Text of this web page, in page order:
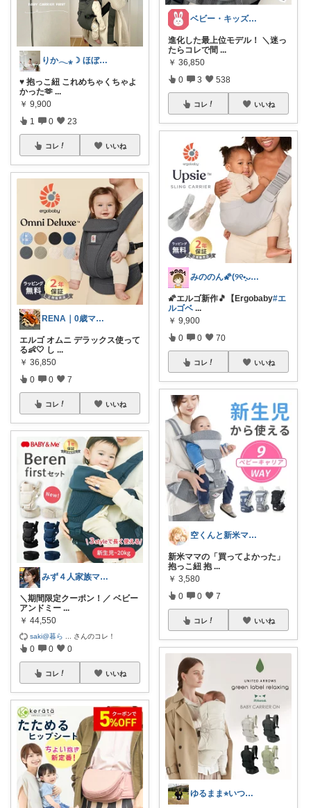
りか𓂃⁎☽ ほぼオリ写
♥ 抱っこ紐 これめちゃくちゃよ
かった🫶 ...
￥ 9,900
1 0 23
コレ いいね
RENA｜0歳ママ👶犬猫暮らし🐶🐱
エルゴ オムニ デラックス使って
る👶🤍 し ...
￥ 36,850
0 0 7
コレ いいね
みず４人家族ママ★３０代子育て奮闘中🙆
＼期間限定クーポン！／ ベビー
アンドミー ...
￥ 44,550
saki@暮ら さんのコレ！
0 0 0
コレ いいね
ベビー・キッズ・マタニティ｜うさ子
進化した最上位モデル！ ＼迷っ
たらコレで間 ...
￥ 36,850
0 3 538
コレ いいね
みののん🌠(୨୧•͈ᴗ•͈)感謝♡
🌠エルゴ新作🎵【Ergobaby#エ
ルゴベ ...
￥ 9,900
0 0 70
コレ いいね
空くんと新米ママ🌸💪
新米ママの「買ってよかった」
抱っこ紐 抱 ...
￥ 3,580
0 0 7
コレ いいね
ゆるまま⭐︎いつもありがとうございます✨